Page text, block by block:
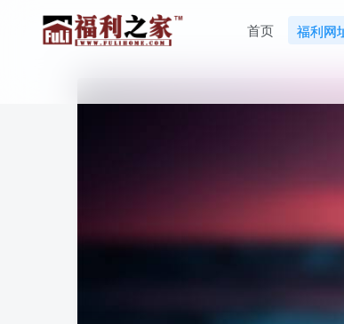
首页 福利网